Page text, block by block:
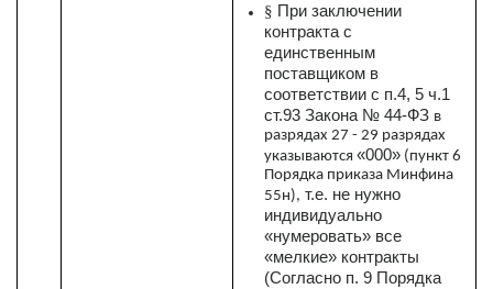
§ При заключении
контракта с
единственным
поставщиком в
соответствии с п.4, 5 ч.1
ст.93 Закона № 44-ФЗ в
разрядах 27 - 29 разрядах
указываются «000»(пункт 6
Порядка приказа Минфина
55н), т.е. не нужно
индивидуально
«нумеровать» все
«мелкие» контракты
(Согласно п. 9 Порядка